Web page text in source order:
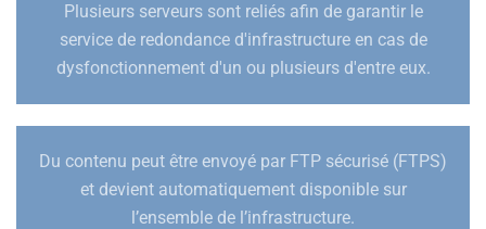
Plusieurs serveurs sont reliés afin de garantir le
service de redondance d'infrastructure en cas de
dysfonctionnement d'un ou plusieurs d'entre eux.
Du contenu peut être envoyé par FTP sécurisé (FTPS)
et devient automatiquement disponible sur
l’ensemble de l’infrastructure.